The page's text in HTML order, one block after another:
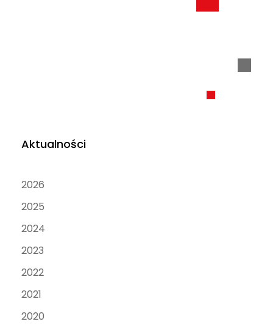
Aktualności
2026
2025
2024
2023
2022
2021
2020